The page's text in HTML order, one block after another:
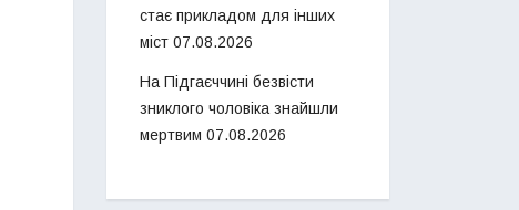
стає прикладом для інших
міст 07.08.2026
На Підгаєччині безвісти
зниклого чоловіка знайшли
мертвим 07.08.2026